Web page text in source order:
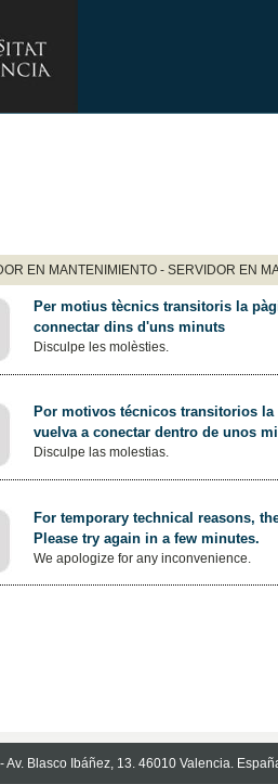
EN MANTENIMIENTO - SERVIDOR EN
Per motius tècnics transitoris la
connectar dins d'uns minuts
Disculpe les molèsties.
Por motivos técnicos transitorios
vuelva a conectar dentro de unos
Disculpe las molestias.
For temporary technical reasons,
Please try again in a few minutes.
We apologize for any inconvenience.
Blasco Ibáñez, 13. 46010 Valencia.